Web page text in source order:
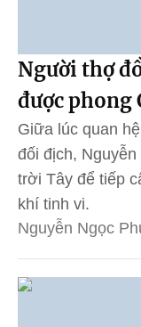
Người thợ
được phong
Giữa lúc quan
đối địch,
trời Tây để tiếp
khí tinh vi.
Nguyễn Ngọc